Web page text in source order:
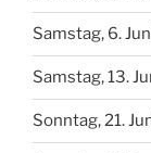
Samstag, 6.
Samstag, 13.
Sonntag, 21.